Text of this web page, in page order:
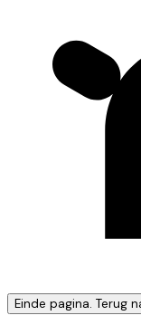
Einde pagina. Terug